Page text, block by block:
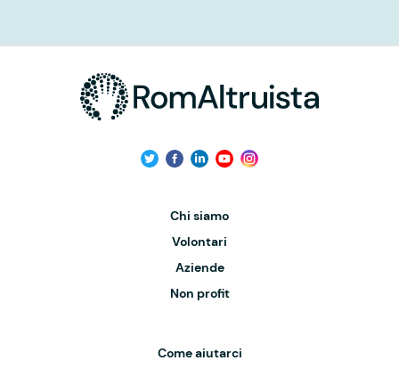
Chi siamo
Volontari
Aziende
Non profit
Come aiutarci